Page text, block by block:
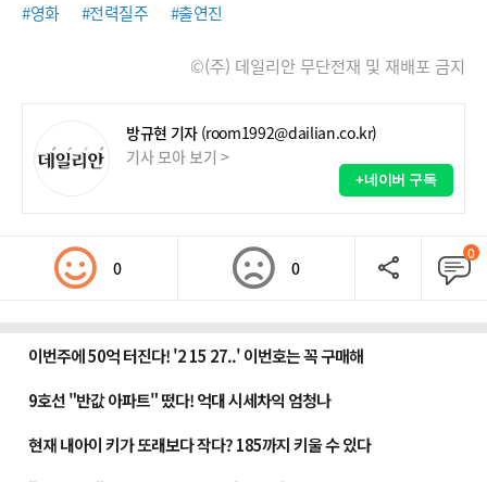
#영화 #전력질주 #출연진
©(주) 데일리안 무단전재 및 재배포 금지
방규현 기자 (room1992@dailian.co.kr)
기사 모아 보기 >
+네이버 구독
0 0
0